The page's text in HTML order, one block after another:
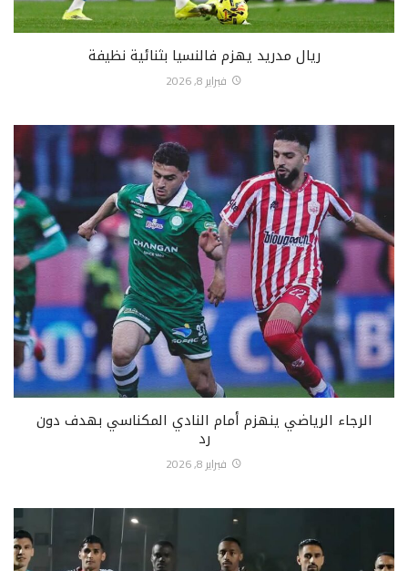
ريال مدريد يهزم فالنسيا بثنائية نظيفة
فبراير 8, 2026
الرجاء الرياضي ينهزم أمام النادي المكناسي بهدف دون
رد
فبراير 8, 2026